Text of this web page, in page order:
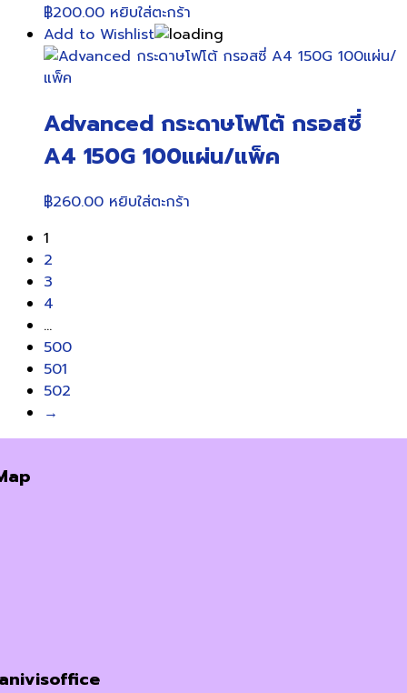
฿200.00 หยิบใส่ตะกร้า
Add to Wishlist
Advanced กระดาษโฟโต้ กรอสซี่
A4 150G 100แผ่น/แพ็ค
฿260.00 หยิบใส่ตะกร้า
1
2
3
4
…
500
501
502
→